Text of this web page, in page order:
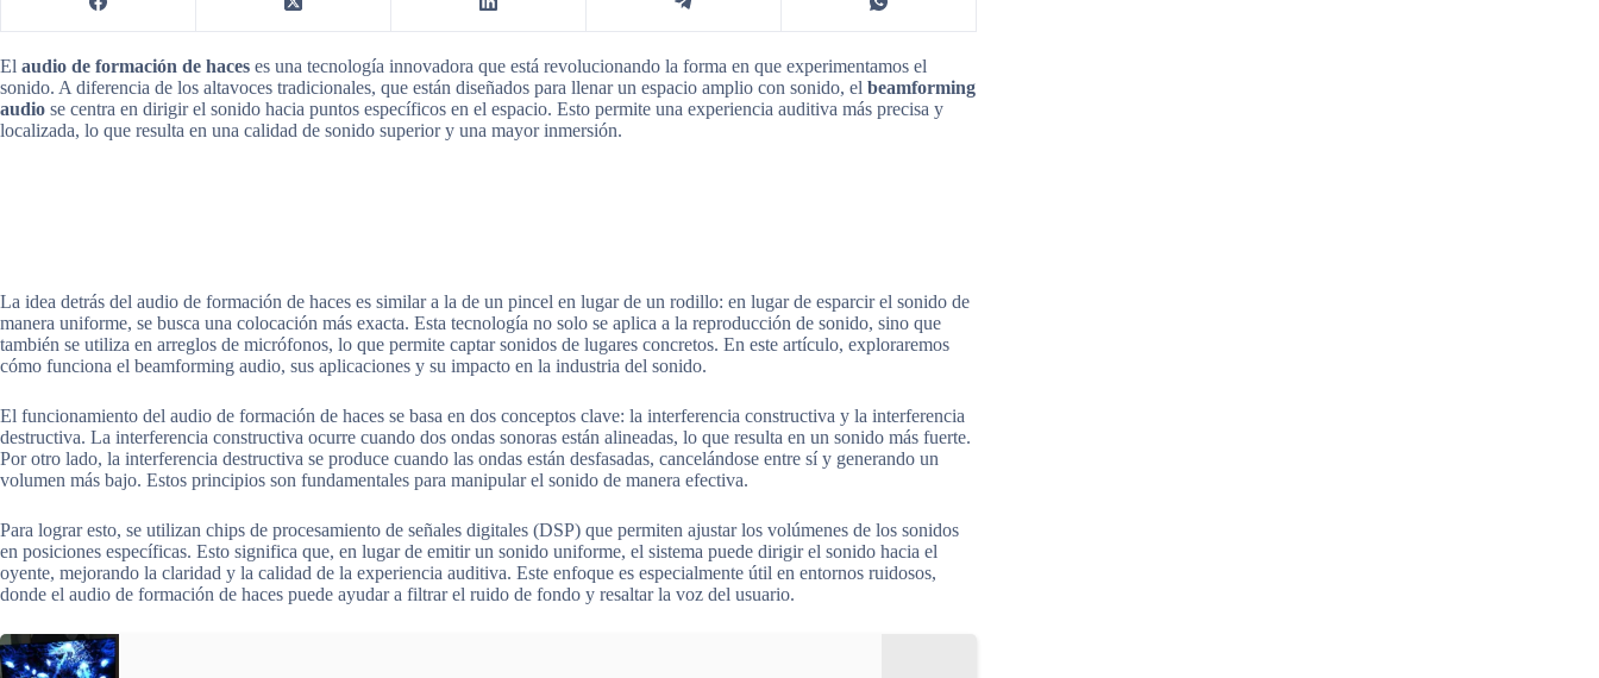
El audio de formación de haces es una tecnología innovadora que está revolucionando la forma en que experimentamos el
sonido. A diferencia de los altavoces tradicionales, que están diseñados para llenar un espacio amplio con sonido, el beamforming
audio se centra en dirigir el sonido hacia puntos específicos en el espacio. Esto permite una experiencia auditiva más precisa y
localizada, lo que resulta en una calidad de sonido superior y una mayor inmersión.
La idea detrás del audio de formación de haces es similar a la de un pincel en lugar de un rodillo: en lugar de esparcir el sonido de
manera uniforme, se busca una colocación más exacta. Esta tecnología no solo se aplica a la reproducción de sonido, sino que
también se utiliza en arreglos de micrófonos, lo que permite captar sonidos de lugares concretos. En este artículo, exploraremos
cómo funciona el beamforming audio, sus aplicaciones y su impacto en la industria del sonido.
El funcionamiento del audio de formación de haces se basa en dos conceptos clave: la interferencia constructiva y la interferencia
destructiva. La interferencia constructiva ocurre cuando dos ondas sonoras están alineadas, lo que resulta en un sonido más fuerte.
Por otro lado, la interferencia destructiva se produce cuando las ondas están desfasadas, cancelándose entre sí y generando un
volumen más bajo. Estos principios son fundamentales para manipular el sonido de manera efectiva.
Para lograr esto, se utilizan chips de procesamiento de señales digitales (DSP) que permiten ajustar los volúmenes de los sonidos
en posiciones específicas. Esto significa que, en lugar de emitir un sonido uniforme, el sistema puede dirigir el sonido hacia el
oyente, mejorando la claridad y la calidad de la experiencia auditiva. Este enfoque es especialmente útil en entornos ruidosos,
donde el audio de formación de haces puede ayudar a filtrar el ruido de fondo y resaltar la voz del usuario.